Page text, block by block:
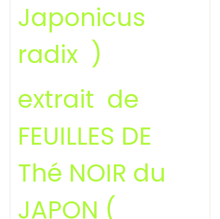
Japonicus
radix )
extrait de
FEUILLES DE
Thé NOIR du
JAPON (